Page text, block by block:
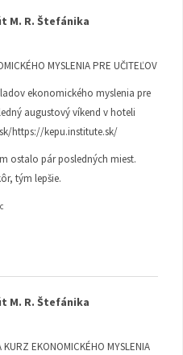
M. R. Štefánika
MYSLENIA PRE UČITEĽOV
ekonomického myslenia pre
augustový víkend v hoteli
https://kepu.institute.sk/
ostalo pár posledných miest.
tým lepšie.
M. R. Štefánika
EKONOMICKÉHO MYSLENIA